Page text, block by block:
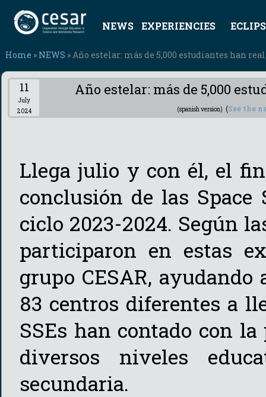
NEWS EXPERIENCIES
Home » NEWS » Año estelar: más de 5,000 estudiantes han
11
July
2024
Año estelar: más de 5,000
(spanish version) (See the
Llega julio y con él, el
conclusión de las Space
ciclo 2023-2024. Según
participaron en estas
grupo CESAR,
83 centros diferentes a
SSEs han contado con
diversos niveles
secundaria.